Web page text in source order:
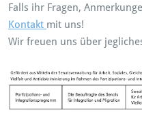
Falls ihr Fragen,
Kontakt mit uns!
Wir freuen uns über